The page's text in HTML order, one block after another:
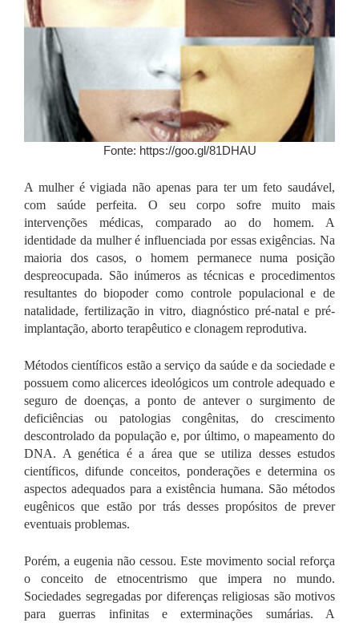
Fonte: https://goo.gl/81DHAU
A mulher é vigiada não apenas para ter um feto saudável,
com saúde perfeita. O seu corpo sofre muito mais
intervenções médicas, comparado ao do homem. A
identidade da mulher é influenciada por essas exigências. Na
maioria dos casos, o homem permanece numa posição
despreocupada. São inúmeros as técnicas e procedimentos
resultantes do biopoder como controle populacional e de
natalidade, fertilização in vitro, diagnóstico pré-natal e pré-
implantação, aborto terapêutico e clonagem reprodutiva.
Métodos científicos estão a serviço da saúde e da sociedade e
possuem como alicerces ideológicos um controle adequado e
seguro de doenças, a ponto de antever o surgimento de
deficiências ou patologias congênitas, do crescimento
descontrolado da população e, por último, o mapeamento do
DNA. A genética é a área que se utiliza desses estudos
científicos, difunde conceitos, ponderações e determina os
aspectos adequados para a existência humana. São métodos
eugênicos que estão por trás desses propósitos de prever
eventuais problemas.
Porém, a eugenia não cessou. Este movimento social reforça
o conceito de etnocentrismo que impera no mundo.
Sociedades segregadas por diferenças religiosas são motivos
para guerras infinitas e exterminações sumárias. A